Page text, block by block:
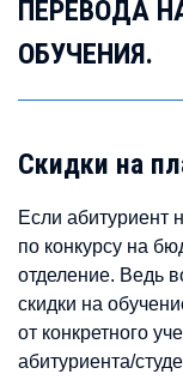
ПЕРЕВОДА
ОБУЧЕНИЯ.
Скидки на
Если абитуриент
по конкурсу на
отделение. Ведь
скидки на
от конкретного
абитуриента/